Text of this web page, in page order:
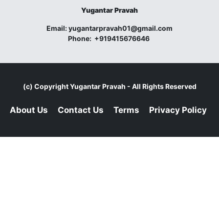
Yugantar Pravah
Email:yugantarpravah01@gmail.com
Phone: +919415676646
(c) CopyrightYugantar Pravah - All Rights Reserved
About Us Contact Us Terms Privacy Policy